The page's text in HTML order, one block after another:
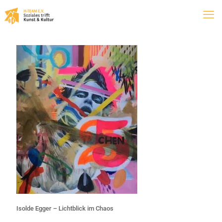
Isolde Egger – Lichtblick im Chaos